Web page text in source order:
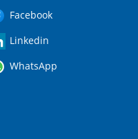
Facebook
Linkedin
WhatsApp